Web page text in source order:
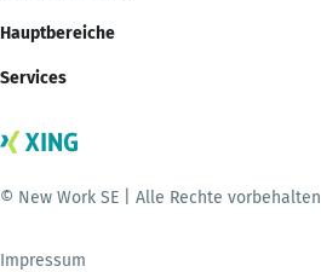
Hauptbereiche
Services
© New Work SE | Alle Rechte vorbehalten
Impressum